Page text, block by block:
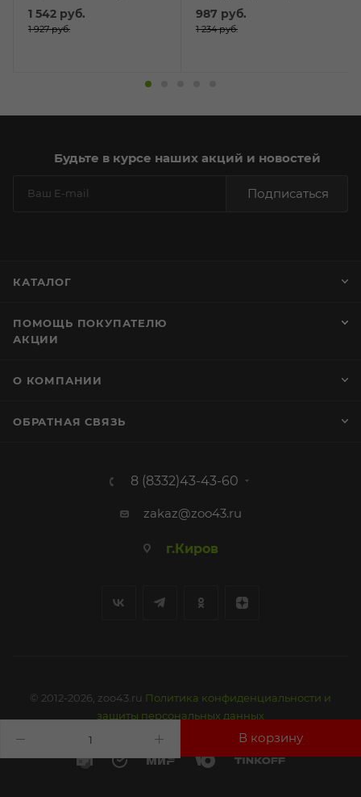
для собак мелких пород
1 542 руб.
1 927руб.
987 руб.
1 234руб.
Будьте в курсе наших акций и новостей
Подписаться
КАТАЛОГ
ПОМОЩЬ ПОКУПАТЕЛЮ
АКЦИИ
О КОМПАНИИ
ОБРАТНАЯ СВЯЗЬ
8 (8332)43-43-60
zakaz@zoo43.ru
г.Киров
© 2012-2026, zoo43.ru Политика конфиденциальности и
защиты персональных данных